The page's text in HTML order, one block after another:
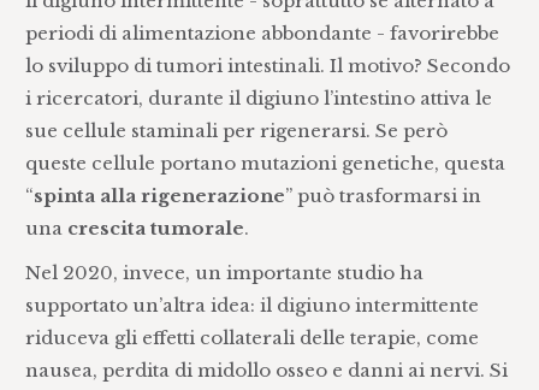
periodi di alimentazione abbondante - favorirebbe
lo sviluppo di tumori intestinali. Il motivo? Secondo
i ricercatori, durante il digiuno l’intestino attiva le
sue cellule staminali per rigenerarsi. Se però
queste cellule portano mutazioni genetiche, questa
“spinta alla rigenerazione” può trasformarsi in
una crescita tumorale.
Nel 2020, invece, un importante studio ha
supportato un’altra idea: il digiuno intermittente
riduceva gli effetti collaterali delle terapie, come
nausea, perdita di midollo osseo e danni ai nervi. Si